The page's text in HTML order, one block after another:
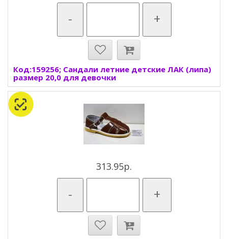
- +
Код:159256; Сандали летние детские ЛАК (липа)
размер 20,0 для девочки
313.95р.
- +